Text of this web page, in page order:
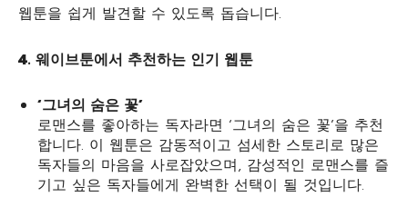
웹툰을 쉽게 발견할 수 있도록 돕습니다.
4. 웨이브툰에서 추천하는 인기 웹툰
‘그녀의 숨은 꽃’
로맨스를 좋아하는 독자라면 ‘그녀의 숨은 꽃’을 추천
합니다. 이 웹툰은 감동적이고 섬세한 스토리로 많은
독자들의 마음을 사로잡았으며, 감성적인 로맨스를 즐
기고 싶은 독자들에게 완벽한 선택이 될 것입니다.